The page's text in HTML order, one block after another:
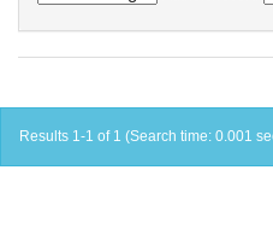
Results 1-1 of 1 (Search time: 0.001